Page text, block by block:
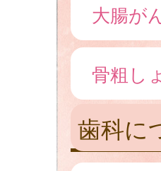
大腸が
骨粗し
歯科に